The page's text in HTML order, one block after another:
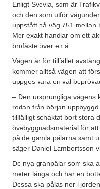
Enligt Svevia, som är
och den som utför
uppstått på väg 751 mellan
Mer exakt handlar om ett
brofäste över en å.
Vägen är för tillfället
kommer alltså vägen att
uppges vara en väl
– Den ursprungliga vägens
redan från början
tillfälligt schaktat bort stora
övebyggnadsmaterial för
på de gamla pålarna samt
säger Daniel Lambertsson
De nya granpålar som ska
meter långa och har en
Dessa ska pålas ner i